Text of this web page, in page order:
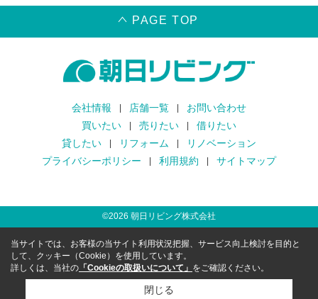
PAGE TOP
会社情報 店舗一覧
お問い合わせ
買いたい
売りたい
借りたい
貸したい
リフォーム
リノベーション
プライバシーポリシー
利用規約 サイトマップ
©2026 朝日リビング株式会社
当サイトでは、お客様の当サイト利用状況把握、サービス向上検討を目的と
して、クッキー（Cookie）を使用しています。
詳しくは、当社の 「Cookieの取扱いについて」 をご確認ください。
閉じる